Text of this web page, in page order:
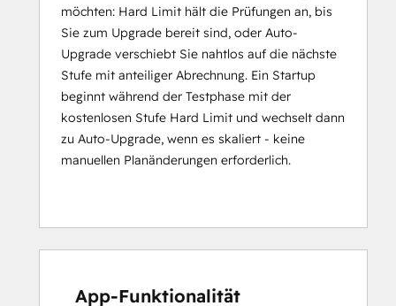
möchten: Hard Limit hält die Prüfungen an, bis
Sie zum Upgrade bereit sind, oder Auto-
Upgrade verschiebt Sie nahtlos auf die nächste
Stufe mit anteiliger Abrechnung. Ein Startup
beginnt während der Testphase mit der
kostenlosen Stufe Hard Limit und wechselt dann
zu Auto-Upgrade, wenn es skaliert - keine
manuellen Planänderungen erforderlich.
App-Funktionalität